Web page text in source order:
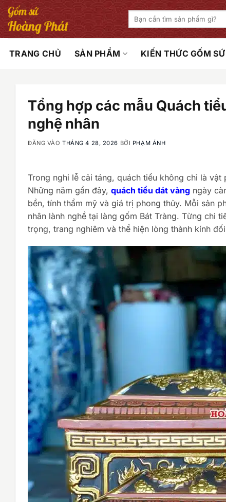
Bỏ
qua
nội
Tìm
kiếm:
TRANG CHỦ SẢN PHẨM KIẾN THỨC GỐM
Tổng hợp các mẫu Quách
nghệ nhân
ĐĂNG VÀOTHÁNG 4 28, 2026 BỞI PHẠM ÁNH
Trong nghi lễ cải táng, quách tiểu không chỉ là
Những năm gần đây, quách tiểu dát vàng ngày
bền, tính thẩm mỹ và giá trị phong thủy. Mỗi sản
nhân lành nghề tại làng gốm Bát Tràng. Từng chi
trọng, trang nghiêm và thể hiện lòng thành kính